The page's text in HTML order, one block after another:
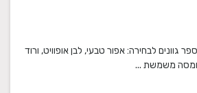
גוונים לבחירה: אפור טבעי, לבן אופוויט, ורוד
משמשת ...